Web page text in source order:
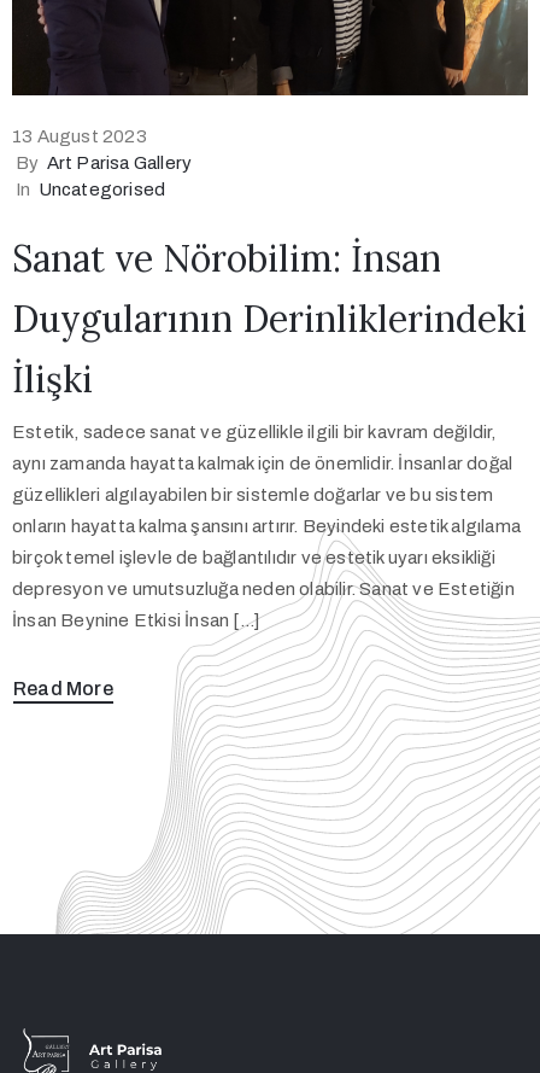
13 August 2023
By Art Parisa Gallery
In Uncategorised
Sanat ve Nörobilim: İnsan
Duygularının Derinliklerindeki
İlişki
Estetik, sadece sanat ve güzellikle ilgili bir kavram değildir,
aynı zamanda hayatta kalmak için de önemlidir. İnsanlar doğal
güzellikleri algılayabilen bir sistemle doğarlar ve bu sistem
onların hayatta kalma şansını artırır. Beyindeki estetik algılama
birçok temel işlevle de bağlantılıdır ve estetik uyarı eksikliği
depresyon ve umutsuzluğa neden olabilir. Sanat ve Estetiğin
İnsan Beynine Etkisi İnsan […]
Read More